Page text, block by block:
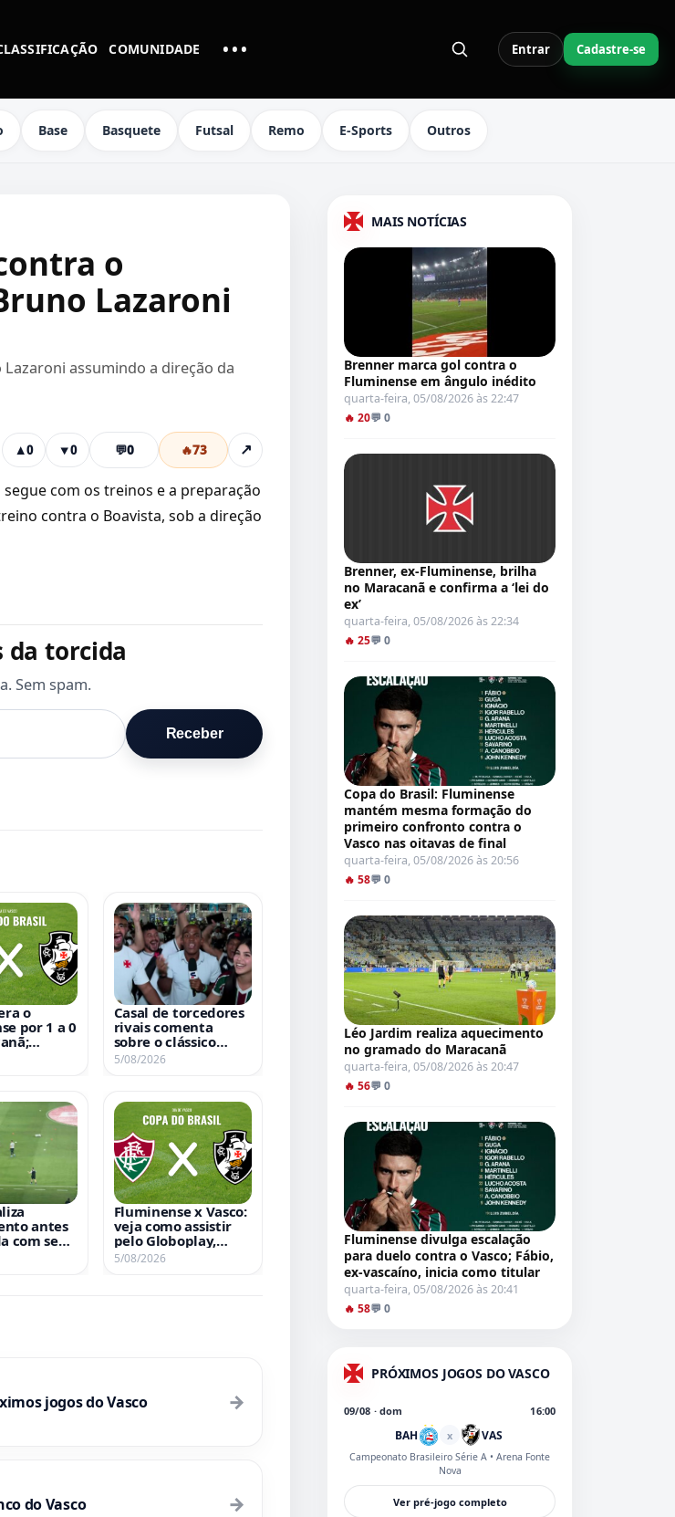
COMUNIDADE •••MAIS LINKS DO MENU Entrar Cadastre-se
Base Basquete Futsal Remo E-Sports Outros
o
Lazaroni
assumindo a direção da
▲0 ▼0 💬0 🔥73 ↗
com os treinos e a preparação
contra o Boavista, sob a direção
da torcida
Sem spam.
Receber
o
por 1 a 0
de
Casal de torcedores
rivais comenta
sobre o clássico
desta quarta-feira
5/08/2026
antes
com seus
Fluminense x Vasco:
veja como assistir
pelo Globoplay,
VascoTV e ge
5/08/2026
jogos do Vasco →
do Vasco →
MAIS NOTÍCIAS
Brenner marca gol contra o
Fluminense em ângulo inédito
quarta-feira, 05/08/2026 às 22:47
🔥 20💬 0
Brenner, ex-Fluminense, brilha
no Maracanã e confirma a ‘lei do
ex’
quarta-feira, 05/08/2026 às 22:34
🔥 25💬 0
Copa do Brasil: Fluminense
mantém mesma formação do
primeiro confronto contra o
Vasco nas oitavas de final
quarta-feira, 05/08/2026 às 20:56
🔥 58💬 0
Léo Jardim realiza aquecimento
no gramado do Maracanã
quarta-feira, 05/08/2026 às 20:47
🔥 56💬 0
Fluminense divulga escalação
para duelo contra o Vasco; Fábio,
ex-vascaíno, inicia como titular
quarta-feira, 05/08/2026 às 20:41
🔥 58💬 0
PRÓXIMOS JOGOS DO VASCO
09/08 · dom 16:00
BAH x VAS
Campeonato Brasileiro Série A • Arena Fonte
Nova
Ver pré-jogo completo